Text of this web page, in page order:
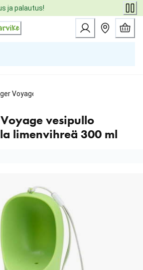
ja palautus!
Voyage vesipullo juomakauhalla
vesipullo
limenvihreä 300 ml